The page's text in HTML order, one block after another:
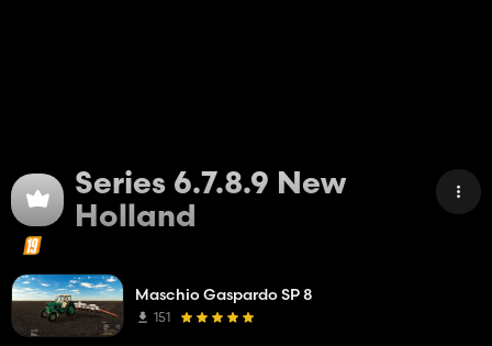
Series 6.7.8.9 New
Holland
Maschio Gaspardo SP 8
151